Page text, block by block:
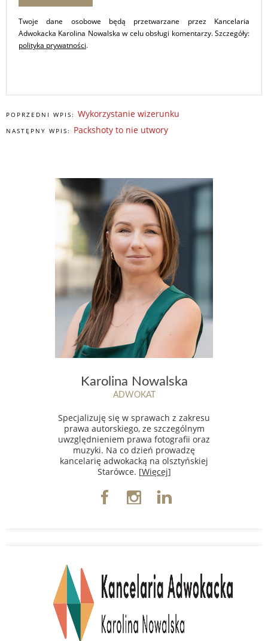
Twoje dane osobowe będą przetwarzane przez Kancelaria
Adwokacka Karolina Nowalska w celu obsługi komentarzy. Szczegóły:
polityka prywatności.
POPRZEDNI WPIS: Wykorzystanie wizerunku
NASTĘPNY WPIS: Packshoty to nie utwory
Karolina Nowalska
ADWOKAT
Specjalizuję się w sprawach z zakresu
prawa autorskiego, ze szczególnym
uwzględnieniem prawa fotografii oraz
muzyki. Na co dzień prowadzę
kancelarię adwokacką na olsztyńskiej
Starówce. [Więcej]